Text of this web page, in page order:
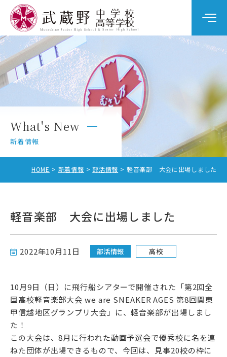
学校案内
教育の特色
学校生活
中学校入試
高校入試
中学校受験をお考えの方へ
各種書式
What's New
新着情報
HOME 新着情報 部活情報 軽音楽部 大会に出場しました
軽音楽部 大会に出場しました
2022年10月11日 部活情報 高校
10月9日（日）に飛行船シアターで開催された「第2回全
国高校軽音楽部大会 we are SNEAKER AGES 第8回関東
甲信越地区グランプリ大会」に、軽音楽部が出場しまし
た！
この大会は、8月に行われた動画予選会で優秀校に名を連
ねた団体が出場できるもので、今回は、見事20校の枠に